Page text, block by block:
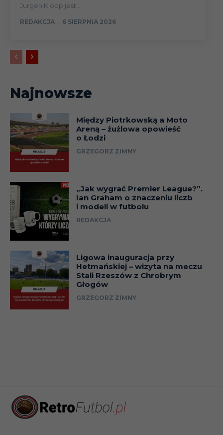
Jurgen Klopp jest...
REDAKCJA - 6 SIERPNIA 2026
Najnowsze
Między Piotrkowską a Moto
Areną – żużlowa opowieść
o Łodzi
GRZEGORZ ZIMNY
„Jak wygrać Premier League?”.
Ian Graham o znaczeniu liczb
i modeli w futbolu
REDAKCJA
Ligowa inauguracja przy
Hetmańskiej – wizyta na meczu
Stali Rzeszów z Chrobrym
Głogów
GRZEGORZ ZIMNY